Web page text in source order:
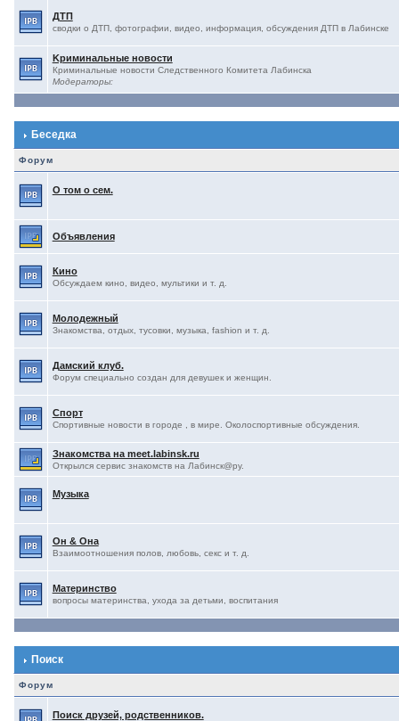
ДТП
сводки о ДТП, фотографии, видео, информация, обсуждения ДТП в Лабинске
Kриминальные новости
Криминальные новости Следственного Комитета Лабинска
Модераторы:
Беседка
Форум
О том о сем.
Объявления
Кино
Обсуждаем кино, видео, мультики и т. д.
Молодежный
Знакомства, отдых, тусовки, музыка, fashion и т. д.
Дамский клуб.
Форум специально создан для девушек и женщин.
Спорт
Спортивные новости в городе , в мире. Околоспортивные обсуждения.
Знакомства на meet.labinsk.ru
Открылся сервис знакомств на Лабинск@ру.
Музыка
Он & Она
Взаимоотношения полов, любовь, секс и т. д.
Материнство
вопросы материнства, ухода за детьми, воспитания
Поиск
Форум
Поиск друзей, родственников.